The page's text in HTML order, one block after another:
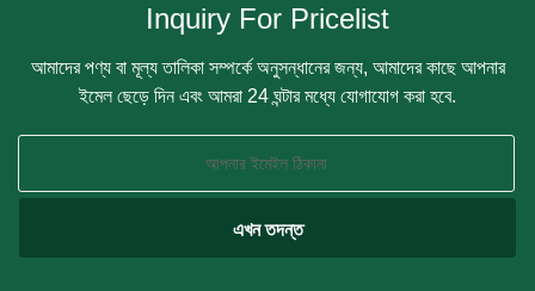
Inquiry For Pricelist
আমাদের পণ্য বা মূল্য তালিকা সম্পর্কে অনুসন্ধানের জন্য, আমাদের কাছে আপনার
ইমেল ছেড়ে দিন এবং আমরা 24 ঘন্টার মধ্যে যোগাযোগ করা হবে.